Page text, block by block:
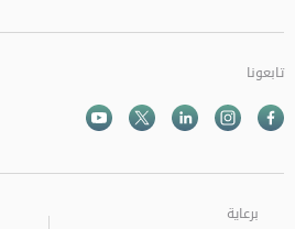
تابعونا
Facebook
Instagramالذهاب الى تم
Twitter
Youtube
برعاية